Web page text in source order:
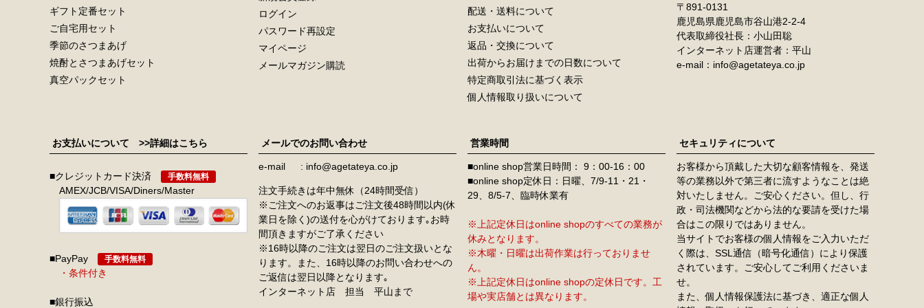
ギフト定番セット
ご自宅用セット
季節のさつまあげ
焼酎とさつまあげセット
真空パックセット
ログイン
パスワード再設定
マイページ
メールマガジン購読
配送・送料について
お支払いについて
返品・交換について
出荷からお届けまでの日数について
特定商取引法に基づく表示
個人情報取り扱いについて
891-0131
鹿児島県鹿児島市谷山港2-2-4
代表取締役社長：小山田聡
インターネット店運営者：平山
e-mail：info@agetateya.co.jp
お支払いについて >>詳細はこちら
■クレジットカード決済 手数料無料
AMEX/JCB/VISA/Diners/Master
■PayPay 手数料無料
・条件付き
■銀行振込
メールでのお問い合わせ
e-mail info@agetateya.co.jp
注文手続きは年中無休（24時間受信）
※ご注文へのお返事はご注文後48時間以内(休
業日を除く)の送付を心がけております｡お時
間頂きますがご了承ください
※16時以降のご注文は翌日のご注文扱いとな
ります。また、16時以降のお問い合わせへの
ご返信は翌日以降となります｡
インターネット店 担当 平山まで
営業時間
■online shop営業日時間： 9：00-16：00
■online shop定休日：日曜、7/9-11・21・
29、8/5-7、臨時休業有
※上記定休日はonline shopのすべての業務が
休みとなります。
※木曜・日曜は出荷作業は行っておりませ
ん。
※上記定休日はonline shopの定休日です。工
場や実店舗とは異なります。
セキュリティについて
お客様から頂戴した大切な顧客情報を、発送
等の業務以外で第三者に流すようなことは絶
対いたしません。ご安心ください。但し、行
政・司法機関などから法的な要請を受けた場
合はこの限りではありません。
当サイトでお客様の個人情報をご入力いただ
く際は、SSL通信（暗号化通信）により保護
されています。ご安心してご利用くださいま
せ。
また、個人情報保護法に基づき、適正な個人